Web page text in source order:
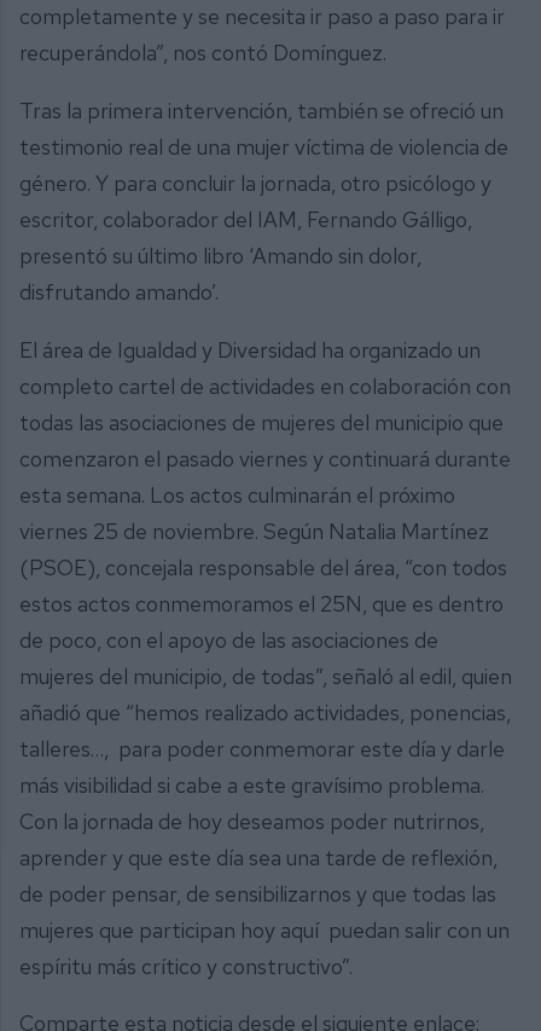
completamente y se necesita ir paso a paso para ir
recuperándola”, nos contó Domínguez.
Tras la primera intervención, también se ofreció un
testimonio real de una mujer víctima de violencia de
género. Y para concluir la jornada, otro psicólogo y
escritor, colaborador del IAM, Fernando Gálligo,
presentó su último libro ‘Amando sin dolor,
disfrutando amando’.
El área de Igualdad y Diversidad ha organizado un
completo cartel de actividades en colaboración con
todas las asociaciones de mujeres del municipio que
comenzaron el pasado viernes y continuará durante
esta semana. Los actos culminarán el próximo
viernes 25 de noviembre. Según Natalia Martínez
(PSOE), concejala responsable del área, “con todos
estos actos conmemoramos el 25N, que es dentro
de poco, con el apoyo de las asociaciones de
mujeres del municipio, de todas”, señaló al edil, quien
añadió que “hemos realizado actividades, ponencias,
talleres…, para poder conmemorar este día y darle
más visibilidad si cabe a este gravísimo problema.
Con la jornada de hoy deseamos poder nutrirnos,
aprender y que este día sea una tarde de reflexión,
de poder pensar, de sensibilizarnos y que todas las
mujeres que participan hoy aquí puedan salir con un
espíritu más crítico y constructivo”.
Comparte esta noticia desde el siguiente enlace: